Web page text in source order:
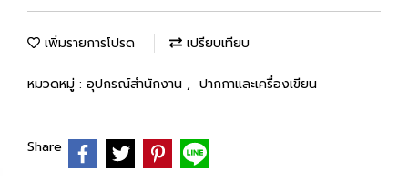
เพิ่มรายการโปรด เปรียบเทียบ
หมวดหมู่ : อุปกรณ์สำนักงาน , ปากกาและเครื่องเขียน
Share